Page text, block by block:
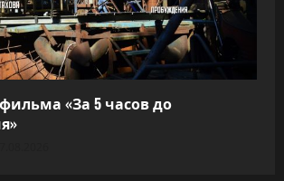
«За 5 часов до